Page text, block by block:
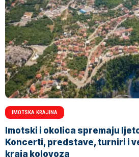
IMOTSKA KRAJINA
Imotski i okolica spremaju
Koncerti, predstave, turniri i
kraja kolovoza